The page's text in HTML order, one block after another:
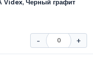
Videx, Черный графит
- +